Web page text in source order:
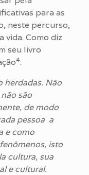
para as
neste percurso,
vida. Como diz
seu livro
4:
herdadas. Não
são
de modo
pessoa a
e como
fenômenos, isto
cultura, sua
e cultural.